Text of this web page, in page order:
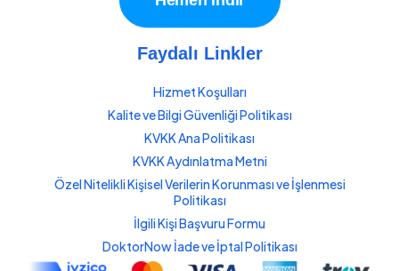
Faydalı Linkler
Hizmet Koşulları
Kalite ve Bilgi Güvenliği Politikası
KVKK Ana Politikası
KVKK Aydınlatma Metni
Özel Nitelikli Kişisel Verilerin Korunması ve İşlenmesi
Politikası
İlgili Kişi Başvuru Formu
DoktorNow İade ve İptal Politikası